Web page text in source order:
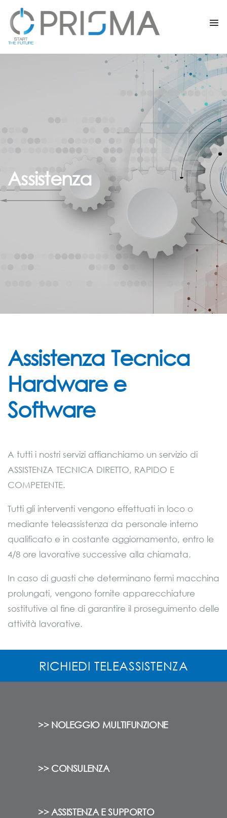
Assistenza
Assistenza Tecnica
Hardware e
Software
A tutti i nostri servizi affianchiamo un servizio di
ASSISTENZA TECNICA DIRETTO, RAPIDO E
COMPETENTE.
Tutti gli interventi vengono effettuati in loco o
mediante teleassistenza da personale interno
qualificato e in costante aggiornamento, entro le
4/8 ore lavorative successive alla chiamata.
In caso di guasti che determinano fermi macchina
prolungati, vengono fornite apparecchiature
sostitutive al fine di garantire il proseguimento delle
attività lavorative.
RICHIEDI TELEASSISTENZA
>> NOLEGGIO MULTIFUNZIONE
>> CONSULENZA
>> ASSISTENZA E SUPPORTO